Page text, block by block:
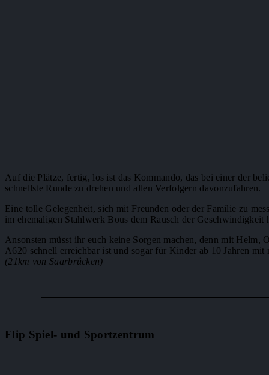
Auf die Plätze, fertig, los ist das Kommando, das bei einer der
schnellste Runde zu drehen und allen Verfolgern davonzufahren.
Eine tolle Gelegenheit, sich mit Freunden oder der Familie zu
im ehemaligen Stahlwerk Bous dem Rausch der
Ansonsten müsst ihr euch keine Sorgen machen, denn mit
A620 schnell erreichbar ist und sogar für Kinder ab 10 Jahren
(21km von Saarbrücken)
Flip Spiel- und Sportzentrum